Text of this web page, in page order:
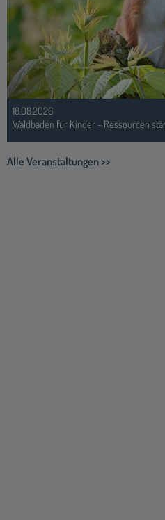
18.08.2026
Waldbaden für Kinder - Ressourcen
Alle Veranstaltungen >>